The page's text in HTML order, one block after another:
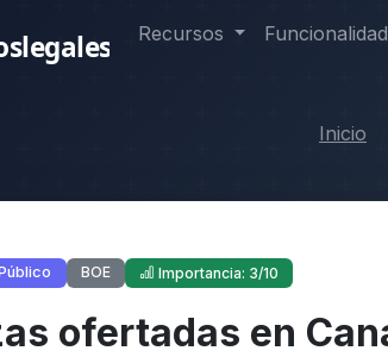
Recursos
Inicio
BOE Importancia: 3/10
ofertadas en